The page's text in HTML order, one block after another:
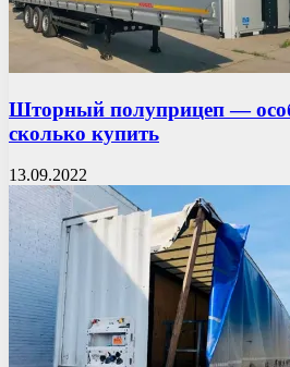
Шторный полуприцеп —
сколько купить
13.09.2022